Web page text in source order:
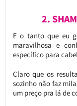
2.
E o tanto que eu
maravilhosa e
específico para
Claro que os
sozinho não faz
um preço pra lá de